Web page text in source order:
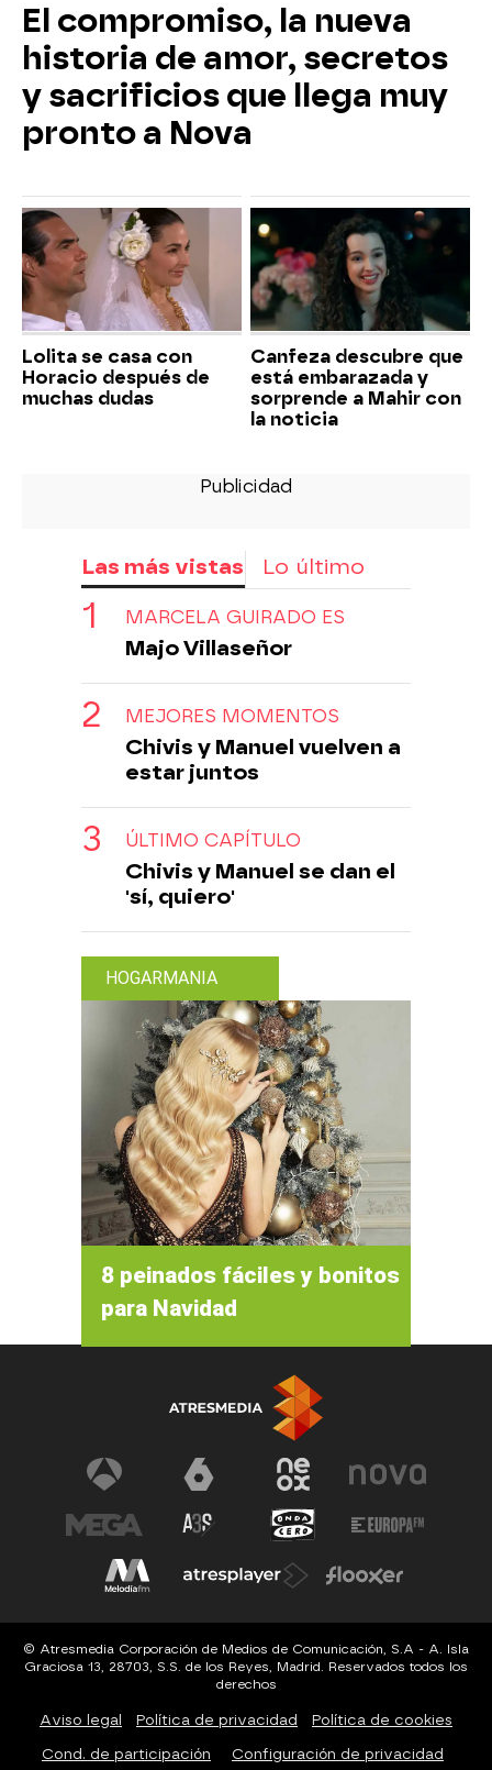
El compromiso, la nueva
historia de amor, secretos
y sacrificios que llega muy
pronto a Nova
Lolita se casa con
Horacio después de
muchas dudas
Canfeza descubre que
está embarazada y
sorprende a Mahir con
la noticia
Las más vistas Lo último
MARCELA GUIRADO ES
Majo Villaseñor
MEJORES MOMENTOS
Chivis y Manuel vuelven a
estar juntos
ÚLTIMO CAPÍTULO
Chivis y Manuel se dan el
'sí, quiero'
HOGARMANIA
8 peinados fáciles y bonitos
para Navidad
© Atresmedia Corporación de Medios de Comunicación, S.A - A. Isla
Graciosa 13, 28703, S.S. de los Reyes, Madrid. Reservados todos los
derechos
Aviso legal Política de privacidad Política de cookies
Cond. de participación Configuración de privacidad